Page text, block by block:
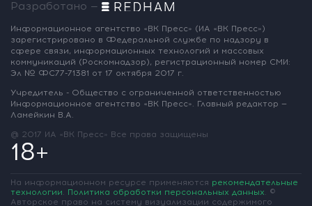
Разработано —
Информационное агентство «ВК Пресс» (ИА «ВК Пресс»)
зарегистрировано в Федеральной службе по надзору в
сфере связи, информационных технологий и массовых
коммуникаций (Роскомнадзор), регистрационный номер СМИ:
Эл № ФС77-71381 от 17 октября 2017 г.
Учредитель - Общество с ограниченной ответственностью
Информационное агентство «ВК Пресс». Главный редактор —
Ламейкин В.А.
@ 2017 ИА «ВК Пресс» Все права защищены
18+
На информационном ресурсе применяются рекомендательные
технологии. Политика обработки персональных данных. ©
Авторское право на систему визуализации содержимого